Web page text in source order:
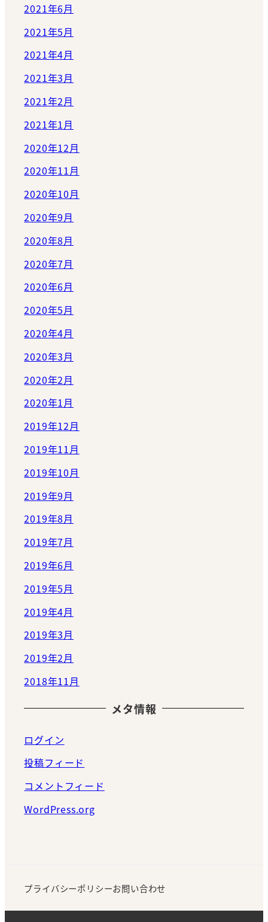
2021年6月
2021年5月
2021年4月
2021年3月
2021年2月
2021年1月
2020年12月
2020年11月
2020年10月
2020年9月
2020年8月
2020年7月
2020年6月
2020年5月
2020年4月
2020年3月
2020年2月
2020年1月
2019年12月
2019年11月
2019年10月
2019年9月
2019年8月
2019年7月
2019年6月
2019年5月
2019年4月
2019年3月
2019年2月
2018年11月
メタ情報
ログイン
投稿フィード
コメントフィード
WordPress.org
プライバシーポリシーお問い合わせ